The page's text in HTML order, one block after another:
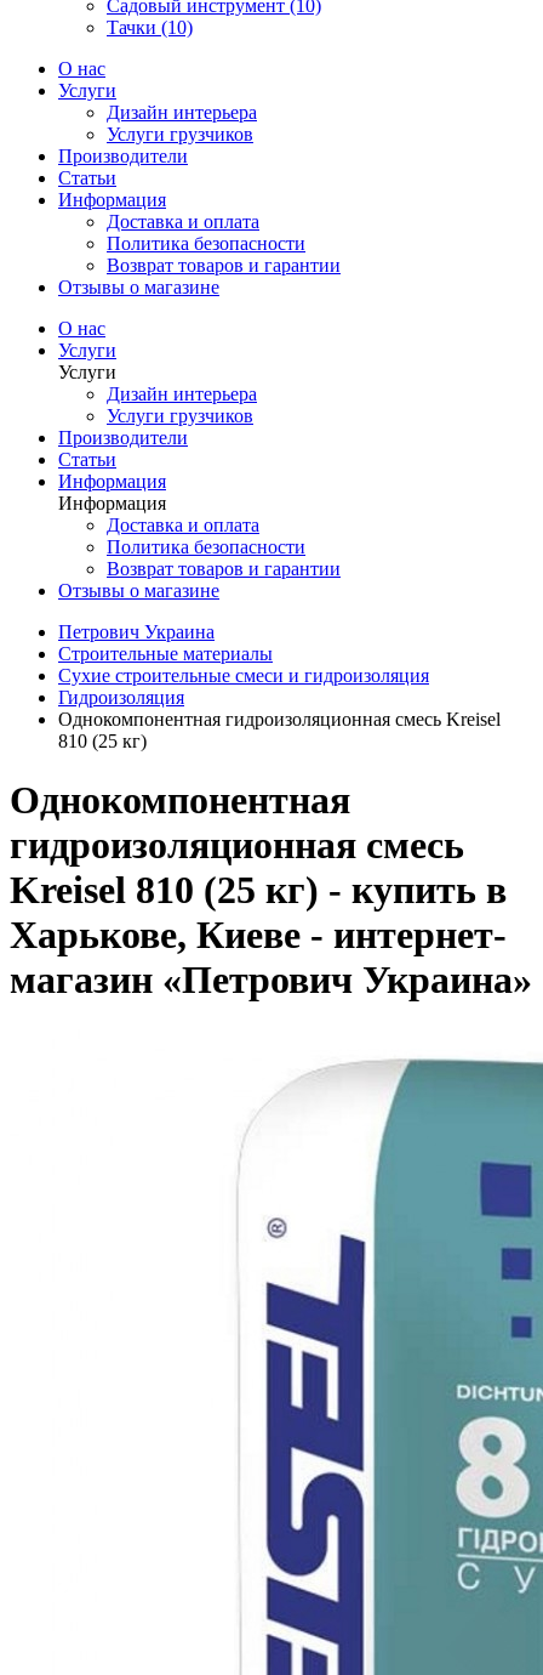
Садовый инструмент (10)
Тачки (10)
О нас
Услуги
Дизайн интерьера
Услуги грузчиков
Производители
Статьи
Информация
Доставка и оплата
Политика безопасности
Возврат товаров и гарантии
Отзывы о магазине
О нас
Услуги
Услуги
Дизайн интерьера
Услуги грузчиков
Производители
Статьи
Информация
Информация
Доставка и оплата
Политика безопасности
Возврат товаров и гарантии
Отзывы о магазине
Петрович Украина
Строительные материалы
Сухие строительные смеси и гидроизоляция
Гидроизоляция
Однокомпонентная гидроизоляционная смесь Kreisel
810 (25 кг)
Однокомпонентная
гидроизоляционная смесь
Kreisel 810 (25 кг) - купить в
Харькове, Киеве - интернет-
магазин «Петрович Украина»